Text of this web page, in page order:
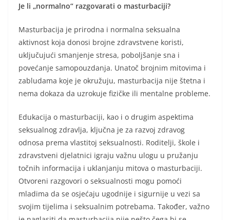
Je li „normalno“ razgovarati o masturbaciji?
Masturbacija je prirodna i normalna seksualna
aktivnost koja donosi brojne zdravstvene koristi,
uključujući smanjenje stresa, poboljšanje sna i
povećanje samopouzdanja. Unatoč brojnim mitovima i
zabludama koje je okružuju, masturbacija nije štetna i
nema dokaza da uzrokuje fizičke ili mentalne probleme.
Edukacija o masturbaciji, kao i o drugim aspektima
seksualnog zdravlja, ključna je za razvoj zdravog
odnosa prema vlastitoj seksualnosti. Roditelji, škole i
zdravstveni djelatnici igraju važnu ulogu u pružanju
točnih informacija i uklanjanju mitova o masturbaciji.
Otvoreni razgovori o seksualnosti mogu pomoći
mladima da se osjećaju ugodnije i sigurnije u vezi sa
svojim tijelima i seksualnim potrebama. Također, važno